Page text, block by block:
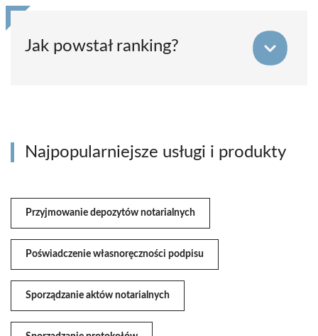
Jak powstał ranking?
Najpopularniejsze usługi i produkty
Przyjmowanie depozytów notarialnych
Poświadczenie własnoręczności podpisu
Sporządzanie aktów notarialnych